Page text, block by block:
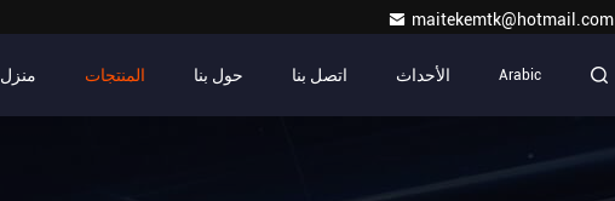
maitekemtk@hotmail.com
منزل المنتجات حول بنا اتصل بنا الأحداث Arabic